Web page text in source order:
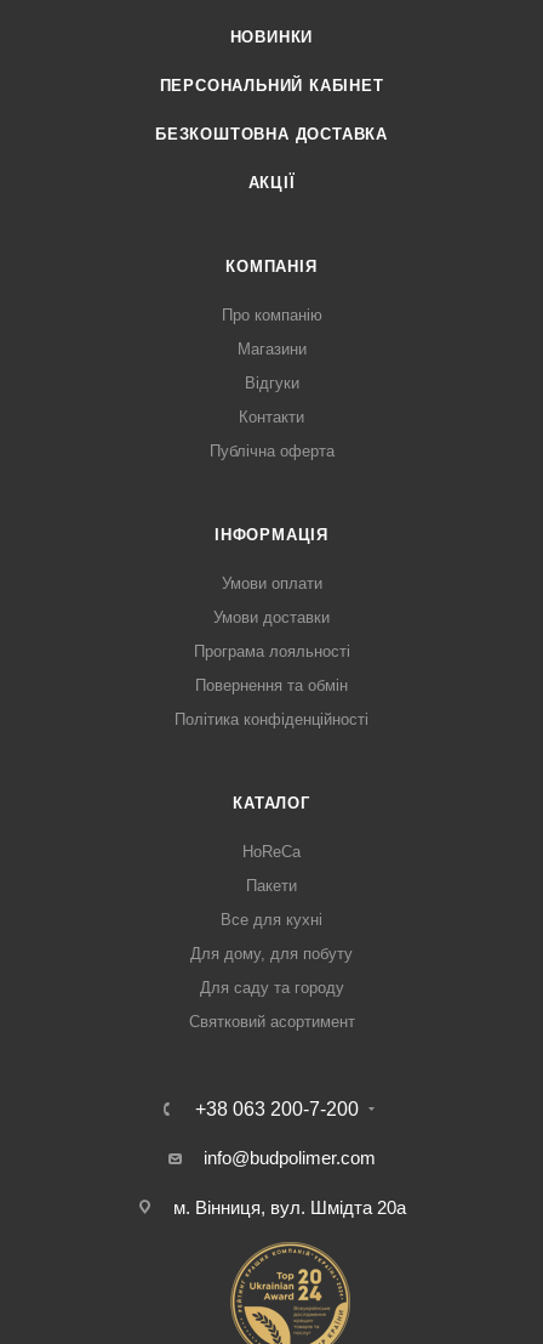
НОВИНКИ
ПЕРСОНАЛЬНИЙ КАБІНЕТ
БЕЗКОШТОВНА ДОСТАВКА
АКЦІЇ
КОМПАНІЯ
Про компанію
Магазини
Відгуки
Контакти
Публічна оферта
ІНФОРМАЦІЯ
Умови оплати
Умови доставки
Програма лояльності
Повернення та обмін
Політика конфіденційності
КАТАЛОГ
HoReCa
Пакети
Все для кухні
Для дому, для побуту
Для саду та городу
Святковий асортимент
+38 063 200-7-200
info@budpolimer.com
м. Вінниця, вул. Шмідта 20а